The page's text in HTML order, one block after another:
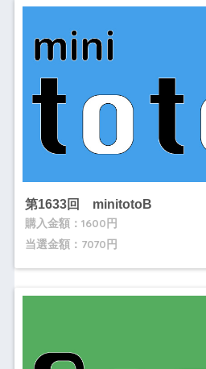
第1633回 minitotoB
購入金額：1600円
当選金額：7070円